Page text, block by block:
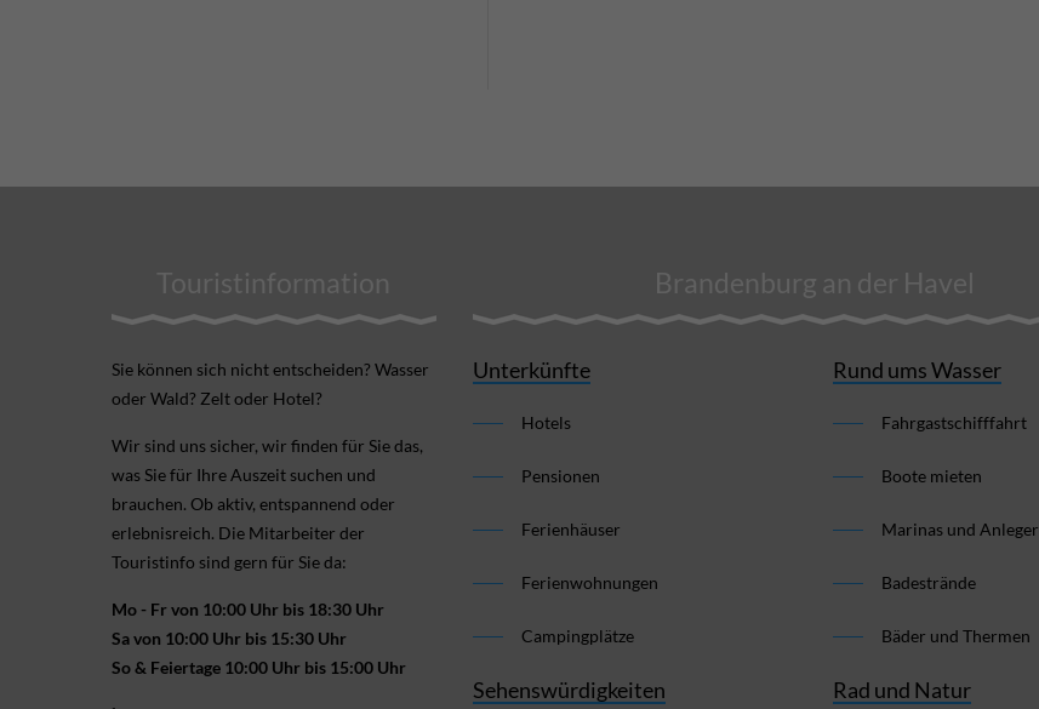
Touristinformation
Sie können sich nicht ent­scheiden? Wasser
oder Wald? Zelt oder Hotel?
Wir sind uns sicher, wir finden für Sie das,
was Sie für Ihre Aus­zeit suchen und
brauchen. Ob aktiv, ent­spannend oder
erlebnis­reich. Die Mitarbeiter der
Touristinfo sind gern für Sie da:
Mo - Fr von 10:00 Uhr bis 18:30 Uhr
Sa von 10:00 Uhr bis 15:30 Uhr
So & Feiertage 10:00 Uhr bis 15:00 Uhr
Brandenburg an der Havel
Unterkünfte
Hotels
Pensionen
Ferienhäuser
Ferienwohnungen
Campingplätze
Sehenswürdigkeiten
Rund ums Wasser
Fahrgastschifffahrt
Boote mieten
Marinas und Anleger
Badestrände
Bäder und Thermen
Rad und Natur